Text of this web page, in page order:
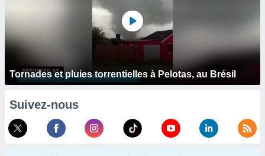
Tornades et pluies torrentielles à Pelotas, au Brésil
Suivez-nous